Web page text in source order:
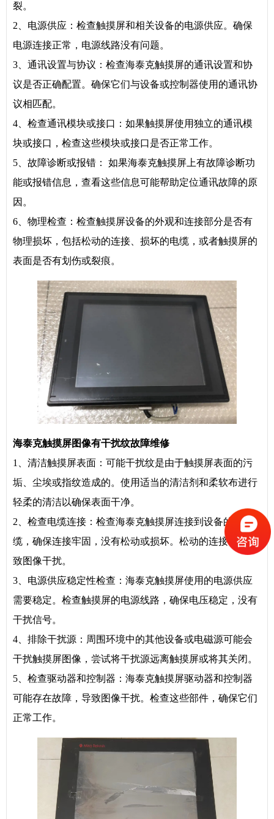
裂。
2、电源供应：检查触摸屏和相关设备的电源供应。确保
电源连接正常，电源线路没有问题。
3、通讯设置与协议：检查海泰克触摸屏的通讯设置和协
议是否正确配置。确保它们与设备或控制器使用的通讯协
议相匹配。
4、检查通讯模块或接口：如果触摸屏使用独立的通讯模
块或接口，检查这些模块或接口是否正常工作。
5、故障诊断或报错： 如果海泰克触摸屏上有故障诊断功
能或报错信息，查看这些信息可能帮助定位通讯故障的原
因。
6、物理检查：检查触摸屏设备的外观和连接部分是否有
物理损坏，包括松动的连接、损坏的电缆，或者触摸屏的
表面是否有划伤或裂痕。
海泰克触摸屏图像有干扰纹故障维修
1、清洁触摸屏表面：可能干扰纹是由于触摸屏表面的污
垢、尘埃或指纹造成的。使用适当的清洁剂和柔软布进行
轻柔的清洁以确保表面干净。
2、检查电缆连接：检查海泰克触摸屏连接到设备的电
缆，确保连接牢固，没有松动或损坏。松动的连接可能导
致图像干扰。
3、电源供应稳定性检查：海泰克触摸屏使用的电源供应
需要稳定。检查触摸屏的电源线路，确保电压稳定，没有
干扰信号。
4、排除干扰源：周围环境中的其他设备或电磁源可能会
干扰触摸屏图像，尝试将干扰源远离触摸屏或将其关闭。
5、检查驱动器和控制器：海泰克触摸屏驱动器和控制器
可能存在故障，导致图像干扰。检查这些部件，确保它们
正常工作。